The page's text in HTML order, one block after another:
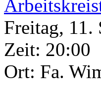
Freitag, 11.
Zeit: 20:00
Ort: Fa.